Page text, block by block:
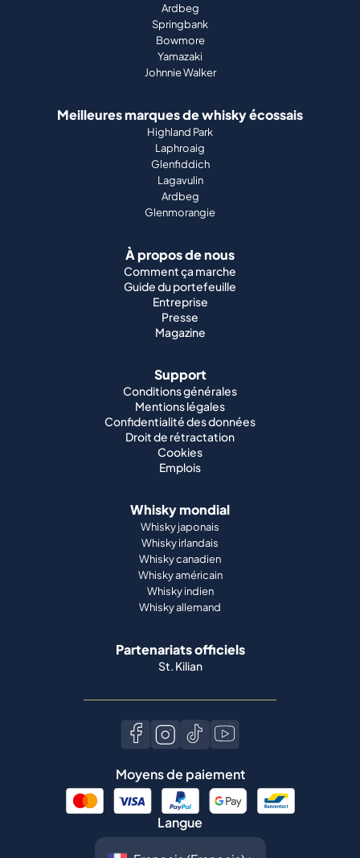
Ardbeg
Springbank
Bowmore
Yamazaki
Johnnie Walker
Meilleures marques de whisky écossais
Highland Park
Laphroaig
Glenfiddich
Lagavulin
Ardbeg
Glenmorangie
À propos de nous
Comment ça marche
Guide du portefeuille
Entreprise
Presse
Magazine
Support
Conditions générales
Mentions légales
Confidentialité des données
Droit de rétractation
Cookies
Emplois
Whisky mondial
Whisky japonais
Whisky irlandais
Whisky canadien
Whisky américain
Whisky indien
Whisky allemand
Partenariats officiels
St. Kilian
Moyens de paiement
Langue